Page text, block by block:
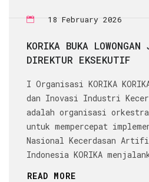
18 February 2026
KORIKA BUKA LOWONGAN
DIREKTUR EKSEKUTIF
I Organisasi KORIKA
dan Inovasi Industri
adalah organisasi
untuk mempercepat
Nasional Kecerdasan
Indonesia KORIKA
READ MORE